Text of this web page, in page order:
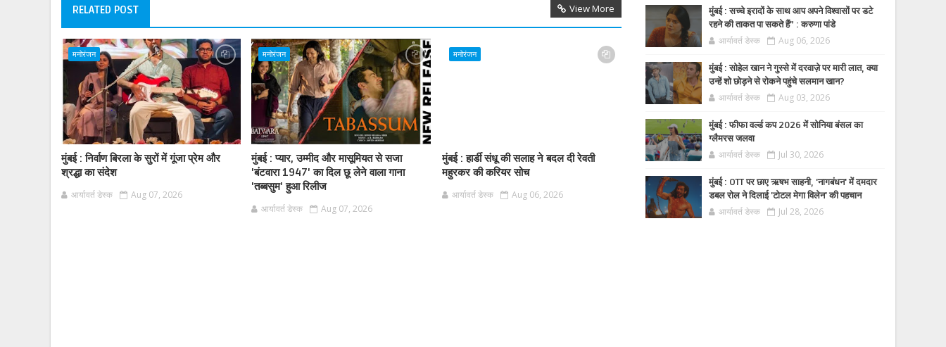
RELATED POST View More
मनोरंजन
मुंबई : निर्वाण बिरला के सुरों में गूंजा प्रेम और
श्रद्धा का संदेश
आर्यावर्त डेस्क Aug 07, 2026
मनोरंजन
मुंबई : प्यार, उम्मीद और मासूमियत से सजा
'बंटवारा 1947' का दिल छू लेने वाला गाना
'तब्बसुम' हुआ रिलीज
आर्यावर्त डेस्क Aug 07, 2026
मनोरंजन
मुंबई : हार्डी संधू की सलाह ने बदल दी रेवती
महुरकर की करियर सोच
आर्यावर्त डेस्क Aug 06, 2026
मुंबई : सच्चे इरादों के साथ आप अपने विश्वासों पर डटे
रहने की ताकत पा सकते हैं” : करुणा पांडे
आर्यावर्त डेस्क Aug 06, 2026
मुंबई : सोहेल खान ने गुस्से में दरवाज़े पर मारी लात, क्या
उन्हें शो छोड़ने से रोकने पहुंचे सलमान खान?
आर्यावर्त डेस्क Aug 03, 2026
मुंबई : फीफा वर्ल्ड कप 2026 में सोनिया बंसल का
ग्लैमरस जलवा
आर्यावर्त डेस्क Jul 30, 2026
मुंबई : OTT पर छाए ऋषभ साहनी, 'नागबंधन' में दमदार
डबल रोल ने दिलाई 'टोटल मेगा विलेन' की पहचान
आर्यावर्त डेस्क Jul 28, 2026